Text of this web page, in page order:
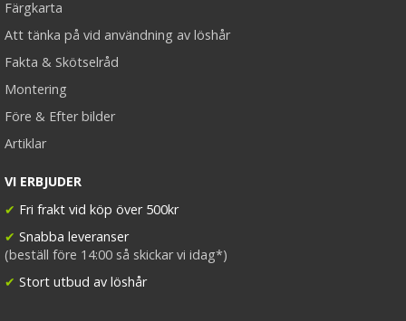
Färgkarta
Att tänka på vid användning av löshår
Fakta & Skötselråd
Montering
Före & Efter bilder
Artiklar
VI ERBJUDER
✔ Fri frakt vid köp över 500kr
✔ Snabba leveranser
(beställ före 14:00 så skickar vi idag*)
✔ Stort utbud av löshår